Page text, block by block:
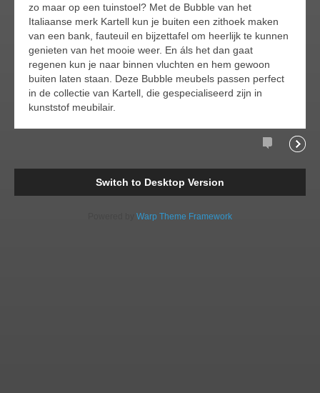
zo maar op een tuinstoel? Met de Bubble van het
Italiaanse merk Kartell kun je buiten een zithoek maken
van een bank, fauteuil en bijzettafel om heerlijk te kunnen
genieten van het mooie weer. En áls het dan gaat
regenen kun je naar binnen vluchten en hem gewoon
buiten laten staan. Deze Bubble meubels passen perfect
in de collectie van Kartell, die gespecialiseerd zijn in
kunststof meubilair.
Comments
Switch to Desktop Version
Warp Theme Framework